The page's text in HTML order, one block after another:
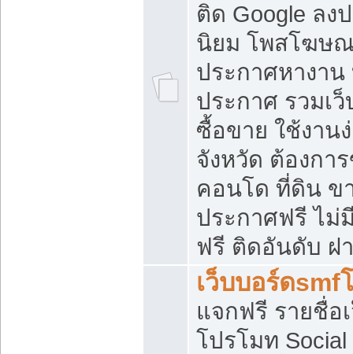
ติด Google ลง
นิยม โพสโฆษ
ประกาศหางาน
ประกาศ รวมเ
ซื้อขาย ใช้งาน
จังหวัด ต้องกา
คอนโด ที่ดิน ข
ประกาศฟรี ไม่
ฟรี ติดอันดับ ฝ
เว็บบอร์ดsmf
แจกฟรี รายชื่อ
โปรโมท